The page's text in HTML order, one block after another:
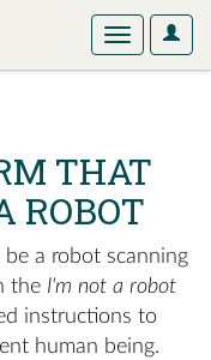
User
Toggle
THAT
ROBOT
a robot scanning
the I'm not a robot
instructions to
human being.